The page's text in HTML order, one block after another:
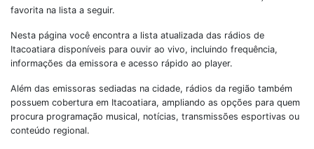
favorita na lista a seguir.
Nesta página você encontra a lista atualizada das rádios de
Itacoatiara disponíveis para ouvir ao vivo, incluindo frequência,
informações da emissora e acesso rápido ao player.
Além das emissoras sediadas na cidade, rádios da região também
possuem cobertura em Itacoatiara, ampliando as opções para quem
procura programação musical, notícias, transmissões esportivas ou
conteúdo regional.